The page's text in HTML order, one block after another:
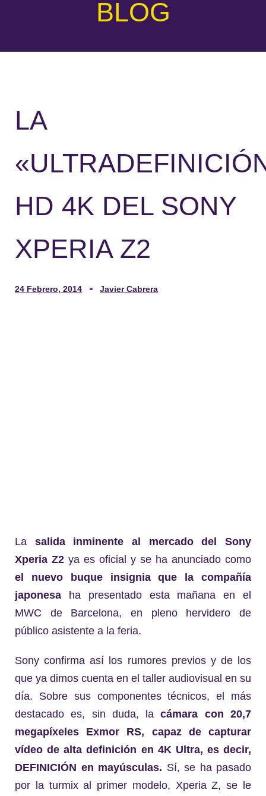
BLOG
LA
HD 4K DEL SONY
XPERIA Z2
24 Febrero, 2014 Javier Cabrera
La salida inminente al mercado del Sony
Xperia Z2 ya es oficial y se ha anunciado como
el nuevo buque insignia que la compañía
japonesa ha presentado esta mañana en el
MWC de Barcelona, en pleno hervidero de
público asistente a la feria.
Sony confirma así los rumores previos y de los
que ya dimos cuenta en el taller audiovisual en su
día. Sobre sus componentes técnicos, el más
destacado es, sin duda, lacámara con 20,7
megapíxeles Exmor RS, capaz de capturar
vídeo de alta definición en 4K Ultra, es decir,
DEFINICIÓN en mayúsculas. Sí, se ha pasado
por la turmix al primer modelo, Xperia Z, se le